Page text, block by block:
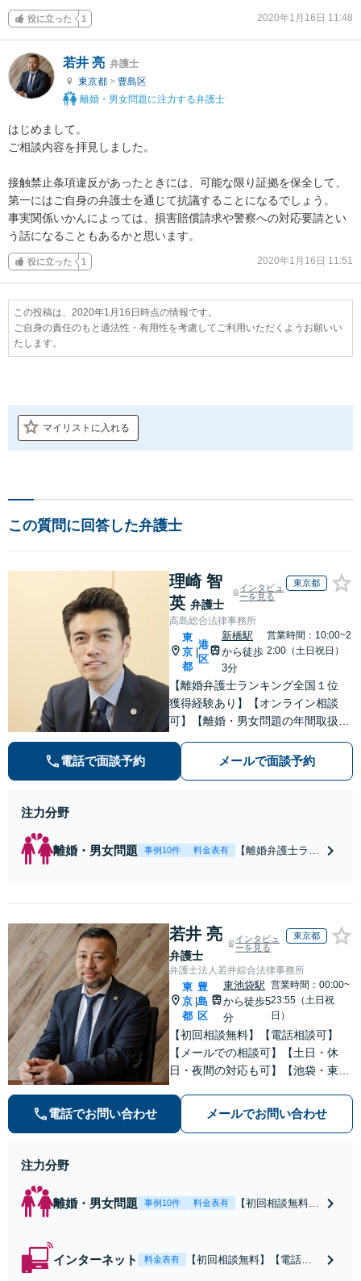
役に立った 1 2020年1月16日 11:48
若井 亮 弁護士
東京都 > 豊島区
離婚・男女問題に注力する弁護士
はじめまして。
ご相談内容を拝見しました。
接触禁止条項違反があったときには、可能な限り証拠を保全して、
第一にはご自身の弁護士を通じて抗議することになるでしょう。
事実関係いかんによっては、損害賠償請求や警察への対応要請とい
う話になることもあるかと思います。
役に立った 1 2020年1月16日 11:51
この投稿は、2020年1月16日時点の情報です。
ご自身の責任のもと適法性・有用性を考慮してご利用いただくようお願いい
たします。
マイリストに入れる
この質問に回答した弁護士
理崎 智
英 弁護士
インタビュ
ーを見る
東京都
高島総合法律事務所
東
京
都
港
区
新橋駅
から徒歩
3分
営業時間：10:00~2
2:00（土日祝日）
【離婚弁護士ランキング全国１位
獲得経験あり】【オンライン相談
可】【離婚・男女問題の年間取扱件
き寝入りしたくないという方は是非
ご相談ください。
電話で面談予約 メールで面談予約
注力分野
離婚・男女問題 事例10件 料金表有
【離婚弁護士ラン
円】【離婚・不倫
問題に特化／実績
多数】財産分与、
慰謝料、養育費等
で金銭的に満足で
きる解決を目指し
ます。
若井 亮
弁護士
インタビュ
ーを見る
東京都
弁護士法人若井綜合法律事務所
東
京
都
|
豊
島
区
東池袋駅
から徒歩5
分
営業時間：00:00~
23:55（土日祝
日）
【初回相談無料】【電話相談可】
【メールでの相談可】【土日・休
日・夜間の対応も可】【池袋・東池
トラブル・刑事事件を中心に「個
人」の方からのご相談・ご依頼を幅
電話でお問い合わせ メールでお問い合わせ
注力分野
離婚・男女問題 事例10件 料金表有
【初回相談無料】
【池袋・東池袋2
インターネット 料金表有
【初回相談無料】【電話相